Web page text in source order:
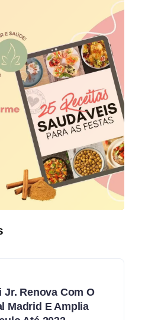
Jr. Renova Com O
Madrid E Amplia